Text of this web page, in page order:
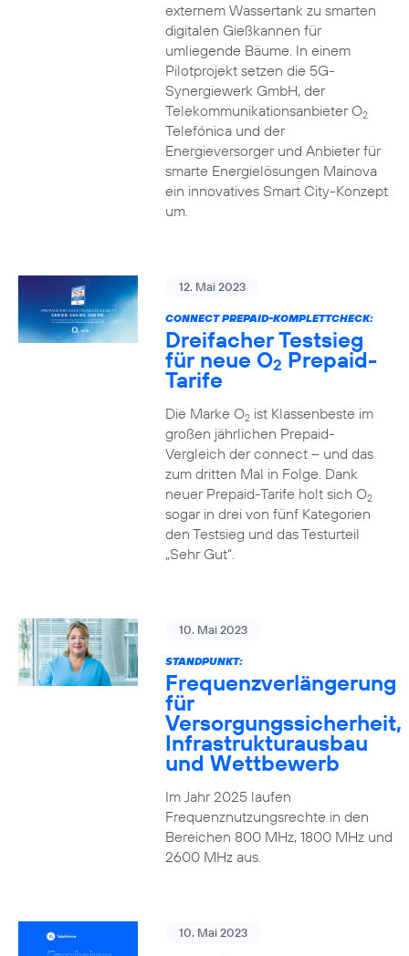
externem Wassertank zu smarten
digitalen Gießkannen für
umliegende Bäume. In einem
Pilotprojekt setzen die 5G-
Synergiewerk GmbH, der
Telekommunikationsanbieter O2
Telefónica und der
Energieversorger und Anbieter für
smarte Energielösungen Mainova
ein innovatives Smart City-Konzept
um.
12. Mai 2023
CONNECT PREPAID-KOMPLETTCHECK:
Dreifacher Testsieg
für neue O2 Prepaid-
Tarife
Die Marke O2ist Klassenbeste im
großen jährlichen Prepaid-
Vergleich der connect – und das
zum dritten Mal in Folge. Dank
neuer Prepaid-Tarife holt sich O2
sogar in drei von fünf Kategorien
den Testsieg und das Testurteil
„Sehr Gut“.
10. Mai 2023
STANDPUNKT:
Frequenzverlängerung
für
Versorgungssicherheit,
Infrastrukturausbau
und Wettbewerb
Im Jahr 2025 laufen
Frequenznutzungsrechte in den
Bereichen 800 MHz, 1800 MHz und
2600 MHz aus.
10. Mai 2023